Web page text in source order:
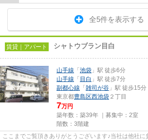
全5件を表示する
賃貸｜アパート シャトウブラン目白
山手線 「 池袋 」駅 徒歩6分
山手線 「 目白 」駅 徒歩7分
副都心線 「 雑司が谷 」駅 徒歩15分
東京都豊島区西池袋 ２丁目
7万円
築年数：築39年 ｜募集中： 2室
階数：3階建
ここまでご覧頂きありがとうございます♪当社は他社